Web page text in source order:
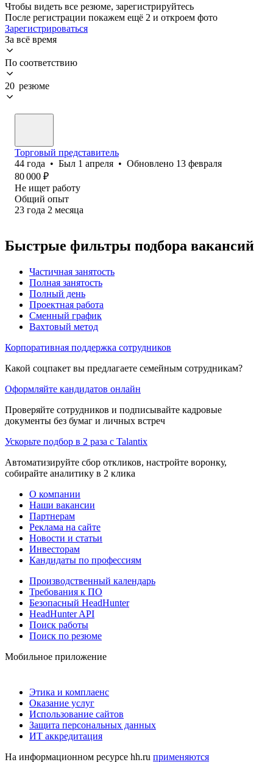
Чтобы видеть все резюме, зарегистрируйтесь
После регистрации покажем ещё 2 и откроем фото
Зарегистрироваться
За всё время
По соответствию
20 резюме
Торговый представитель
44 года • Был 1 апреля • Обновлено 13 февраля
80 000 ₽
Не ищет работу
Общий опыт
23 года 2 месяца
Быстрые фильтры подбора вакансий
Частичная занятость
Полная занятость
Полный день
Проектная работа
Сменный график
Вахтовый метод
Корпоративная поддержка сотрудников
Какой соцпакет вы предлагаете семейным сотрудникам?
Оформляйте кандидатов онлайн
Проверяйте сотрудников и подписывайте кадровые
документы без бумаг и личных встреч
Ускорьте подбор в 2 раза с Talantix
Автоматизируйте сбор откликов, настройте воронку,
собирайте аналитику в 2 клика
О компании
Наши вакансии
Партнерам
Реклама на сайте
Новости и статьи
Инвесторам
Кандидаты по профессиям
Производственный календарь
Требования к ПО
Безопасный HeadHunter
HeadHunter API
Поиск работы
Поиск по резюме
Мобильное приложение
Этика и комплаенс
Оказание услуг
Использование сайтов
Защита персональных данных
ИТ аккредитация
На информационном ресурсе hh.ru применяются